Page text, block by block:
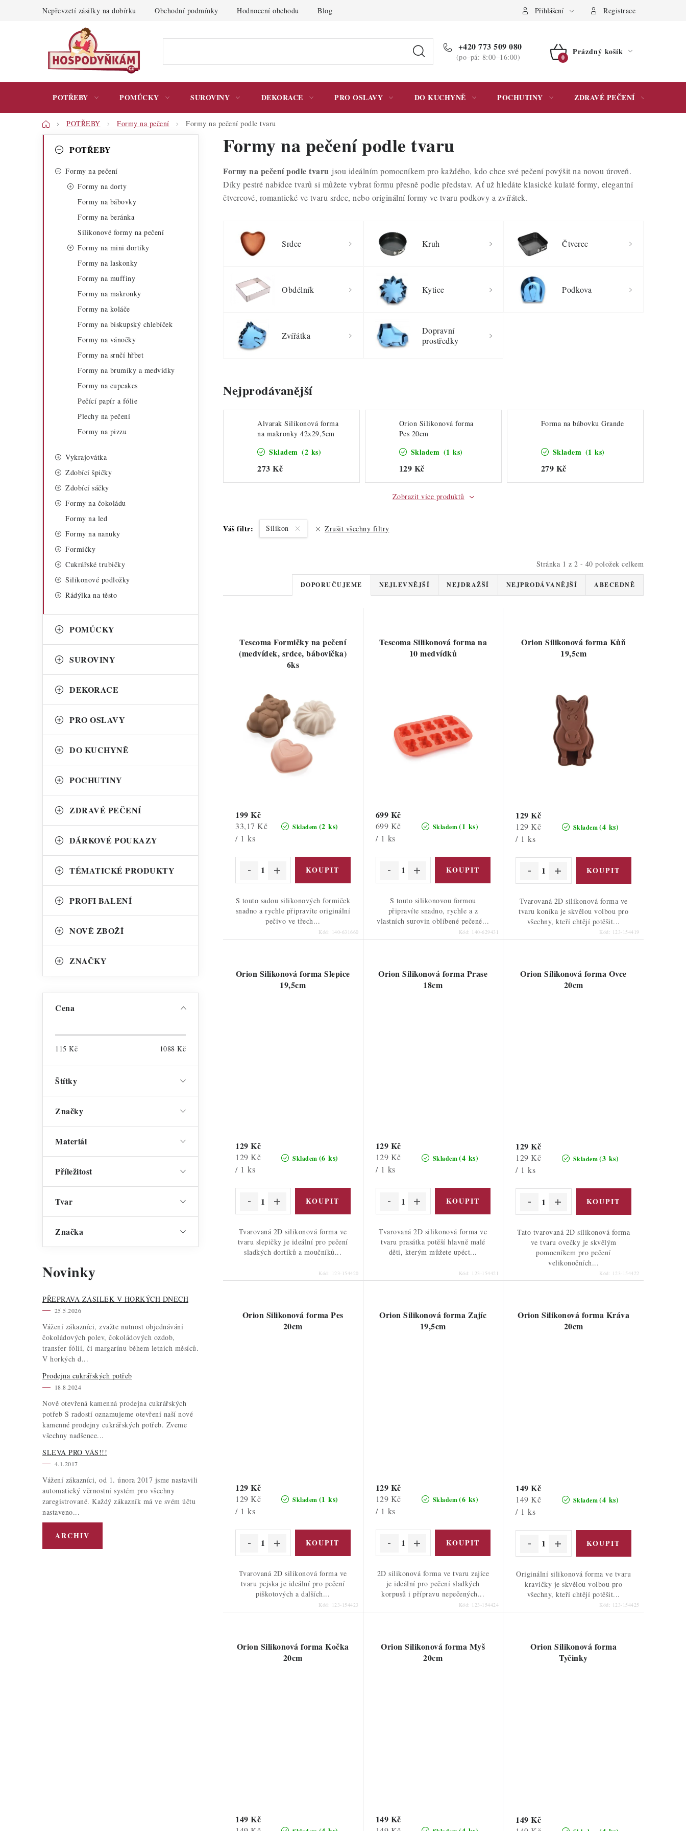
Nepřevzetí zásilky na dobírku Obchodní podmínky Hodnocení obchodu Blog Podmínky ochrany osobních údajů Přihlášení Registrace
+420 773 509 080
(po–pá: 8:00–16:00)
NÁKUPNÍ
Prázdný košík
POTŘEBY POMŮCKY SUROVINY DEKORACE PRO OSLAVY DO KUCHYNĚ POCHUTINY ZDRAVÉ PEČENÍ
DomůPOTŘEBY Formy na pečení Formy na pečení podle tvaru
kategoriePOTŘEBY
Formy na pečení
Formy na dorty
Formy na bábovky
Formy na beránka
Silikonové formy na pečení
Formy na mini dortíky
Formy na laskonky
Formy na muffiny
Formy na makronky
Formy na koláče
Formy na biskupský chlebíček
Formy na vánočky
Formy na srnčí hřbet
Formy na brumíky a medvídky
Formy na cupcakes
Pečící papír a fólie
Plechy na pečení
Formy na pizzu
Vykrajovátka
Zdobící špičky
Zdobící sáčky
Formy na čokoládu
Formy na led
Formy na nanuky
Formičky
Cukrářské trubičky
Silikonové podložky
Rádýlka na těsto
POMŮCKY
SUROVINY
DEKORACE
PRO OSLAVY
DO KUCHYNĚ
POCHUTINY
ZDRAVÉ PEČENÍ
DÁRKOVÉ POUKAZY
TÉMATICKÉ PRODUKTY
PROFI BALENÍ
NOVÉ ZBOŽÍ
ZNAČKY
Cena
115 Kč 1088 Kč
Štítky
Značky
Materiál
Příležitost
Tvar
Značka
Novinky
PŘEPRAVA ZÁSILEK V HORKÝCH DNECH
25.5.2026
Vážení zákazníci, zvažte nutnost objednávání
čokoládových polev, čokoládových ozdob,
transfer fólií, či margarínu během letních měsíců.
V horkých d...
Prodejna cukrářských potřeb
18.8.2024
Nově otevřená kamenná prodejna cukrářských
potřeb S radostí oznamujeme otevření naší nové
kamenné prodejny cukrářských potřeb. Zveme
všechny nadšence...
SLEVA PRO VÁS!!!
4.1.2017
Vážení zákazníci, od 1. února 2017 jsme nastavili
automatický věrnostní systém pro všechny
zaregistrované. Každý zákazník má ve svém účtu
nastaveno...
ARCHIV
Formy na pečení podle tvaru
Formy na pečení podle tvaru jsou ideálním pomocníkem pro každého, kdo chce své pečení povýšit na novou úroveň.
Díky pestré nabídce tvarů si můžete vybrat formu přesně podle představ. Ať už hledáte klasické kulaté formy, elegantní
čtvercové, romantické ve tvaru srdce, nebo originální formy ve tvaru podkovy a zvířátek.
Srdce Kruh Čtverec
Obdélník Kytice Podkova
Zvířátka
Dopravní
prostředky
Nejprodávanější
Alvarak Silikonová forma
na makronky 42x29,5cm
Skladem (2 ks)
273 Kč
Orion Silikonová forma
Pes 20cm
Skladem (1 ks)
129 Kč
Forma na bábovku Grande
Skladem (1 ks)
279 Kč
Zobrazit více produktů
Váš filtr: Silikon Zrušit všechny filtry
Stránka 1 z 2 - 40 položek celkem
Ř
a
e
n
r
o
d
u
ů
DOPORUČUJEME NEJLEVNĚJŠÍ NEJDRAŽŠÍ NEJPRODÁVANĚJŠÍ ABECEDNĚ
Tescoma Formičky na pečení
(medvídek, srdce, bábovička)
6ks
Skladem (2 ks)
199 Kč
Měrná
cena:
33,17 Kč
/ 1 ks
S touto sadou silikonových formiček
snadno a rychle připravíte originální
pečivo ve třech...
Kód: 140-631660
Tescoma Silikonová forma na
10 medvídků
Skladem (1 ks)
699 Kč
Měrná
cena:
699 Kč
/ 1 ks
S touto silikonovou formou
připravíte snadno, rychle a z
vlastních surovin oblíbené pečené...
Kód: 140-629431
Orion Silikonová forma Kůň
19,5cm
Skladem (4 ks)
129 Kč
Měrná
cena:
129 Kč
/ 1 ks
Tvarovaná 2D silikonová forma ve
tvaru koníka je skvělou volbou pro
všechny, kteří chtějí potěšit...
Kód: 123-154419
Orion Silikonová forma Slepice
19,5cm
Skladem (6 ks)
129 Kč
Měrná
cena:
129 Kč
/ 1 ks
Tvarovaná 2D silikonová forma ve
tvaru slepičky je ideální pro pečení
sladkých dortíků a moučníků...
Kód: 123-154420
Orion Silikonová forma Prase
18cm
Skladem (4 ks)
129 Kč
Měrná
cena:
129 Kč
/ 1 ks
Tvarovaná 2D silikonová forma ve
tvaru prasátka potěší hlavně malé
děti, kterým můžete upéct...
Kód: 123-154421
Orion Silikonová forma Ovce
20cm
Skladem (3 ks)
129 Kč
Měrná
cena:
129 Kč
/ 1 ks
Tato tvarovaná 2D silikonová forma
ve tvaru ovečky je skvělým
pomocníkem pro pečení
velikonočních...
Kód: 123-154422
Orion Silikonová forma Pes
20cm
Skladem (1 ks)
129 Kč
Měrná
cena:
129 Kč
/ 1 ks
Tvarovaná 2D silikonová forma ve
tvaru pejska je ideální pro pečení
piškotových a dalších...
Kód: 123-154423
Orion Silikonová forma Zajíc
19,5cm
Skladem (6 ks)
129 Kč
Měrná
cena:
129 Kč
/ 1 ks
2D silikonová forma ve tvaru zajíce
je ideální pro pečení sladkých
korpusů i přípravu nepečených...
Kód: 123-154424
Orion Silikonová forma Kráva
20cm
Skladem (4 ks)
149 Kč
Měrná
cena:
149 Kč
/ 1 ks
Originální silikonová forma ve tvaru
kravičky je skvělou volbou pro
všechny, kteří chtějí potěšit...
Kód: 123-154425
Orion Silikonová forma Kočka
20cm
149 Kč
Orion Silikonová forma Myš
20cm
149 Kč
Orion Silikonová forma
Tyčinky
149 Kč